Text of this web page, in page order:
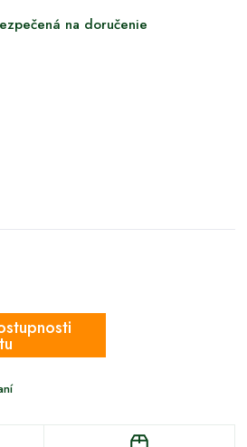
na doručenie